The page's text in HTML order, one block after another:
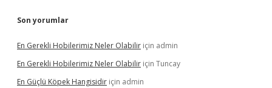
Son yorumlar
En Gerekli Hobilerimiz Neler Olabilir için admin
En Gerekli Hobilerimiz Neler Olabilir için Tuncay
En Güçlü Köpek Hangisidir için admin